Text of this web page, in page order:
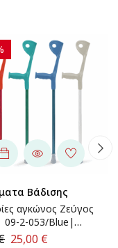
Βάδισης
αγκώνος Ζεύγος
2-053/Blue|
25,00 €